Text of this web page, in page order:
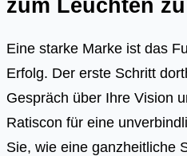
zum Leuchten
Eine starke Marke ist das
Erfolg. Der erste Schritt
Gespräch über Ihre Vision
Ratiscon für eine
Sie, wie eine ganzheitliche